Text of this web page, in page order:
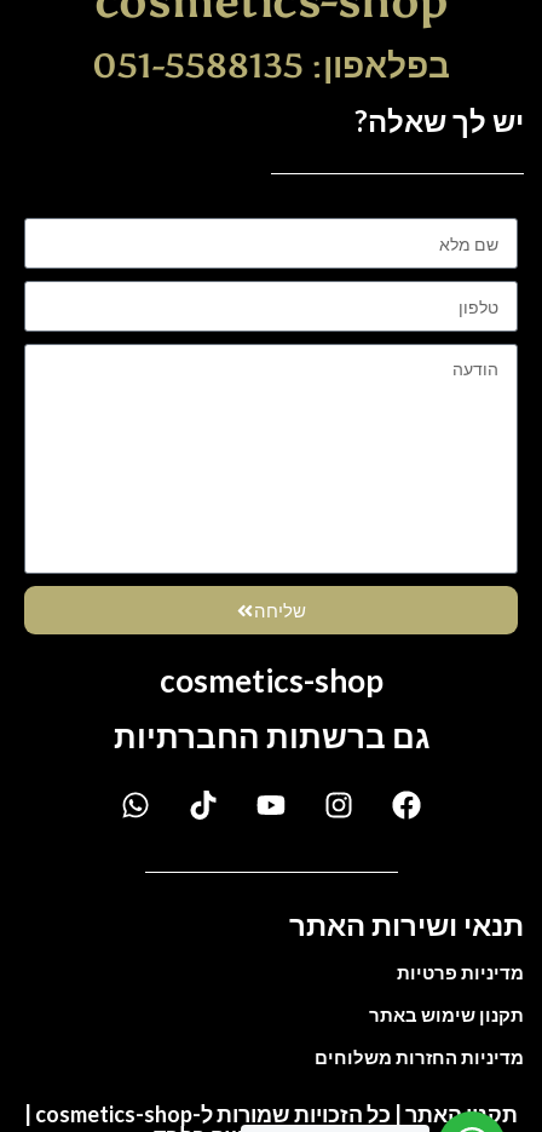
בפלאפון: 051-5588135
יש לך שאלה?
שליחה
cosmetics-shop
גם ברשתות החברתיות
תנאי ושירות האתר
מדיניות פרטיות
תקנון שימוש באתר
מדיניות החזרות משלוחים